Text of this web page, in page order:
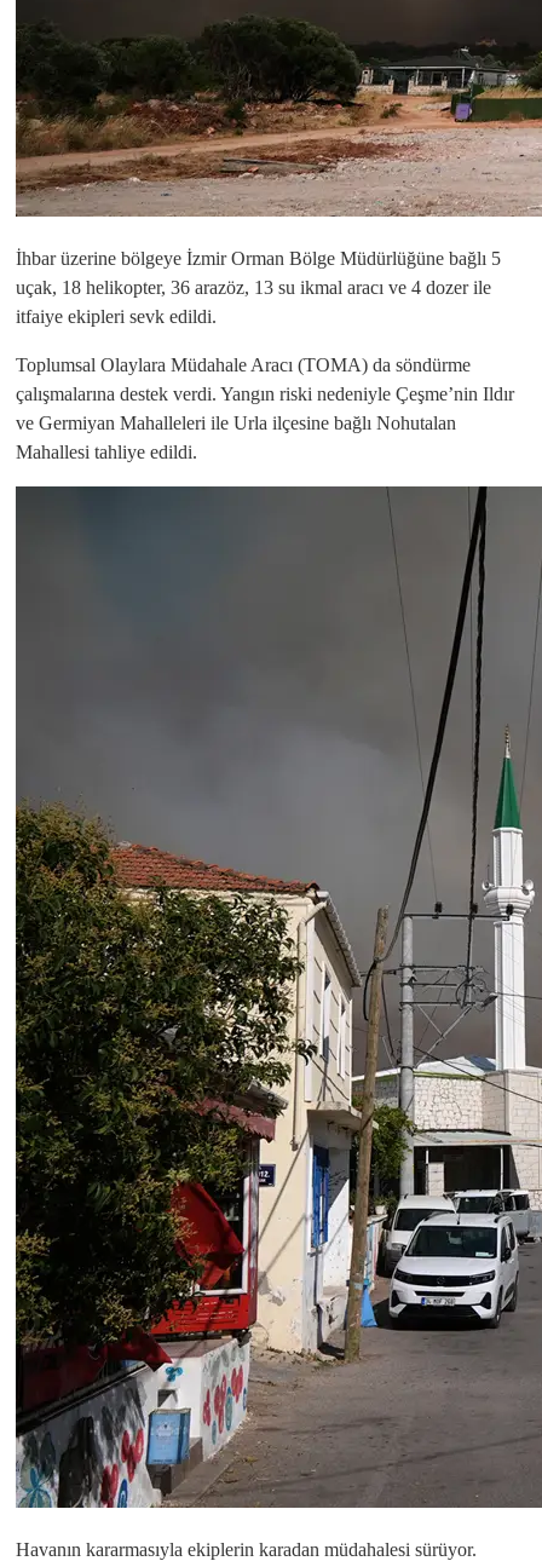
İhbar üzerine bölgeye İzmir Orman Bölge Müdürlüğüne bağlı 5
uçak, 18 helikopter, 36 arazöz, 13 su ikmal aracı ve 4 dozer ile
itfaiye ekipleri sevk edildi.
Toplumsal Olaylara Müdahale Aracı (TOMA) da söndürme
çalışmalarına destek verdi. Yangın riski nedeniyle Çeşme’nin Ildır
ve Germiyan Mahalleleri ile Urla ilçesine bağlı Nohutalan
Mahallesi tahliye edildi.
Havanın kararmasıyla ekiplerin karadan müdahalesi sürüyor.